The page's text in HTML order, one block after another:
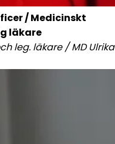
/ Medicinskt
läkare
leg. läkare / MD Ulrika